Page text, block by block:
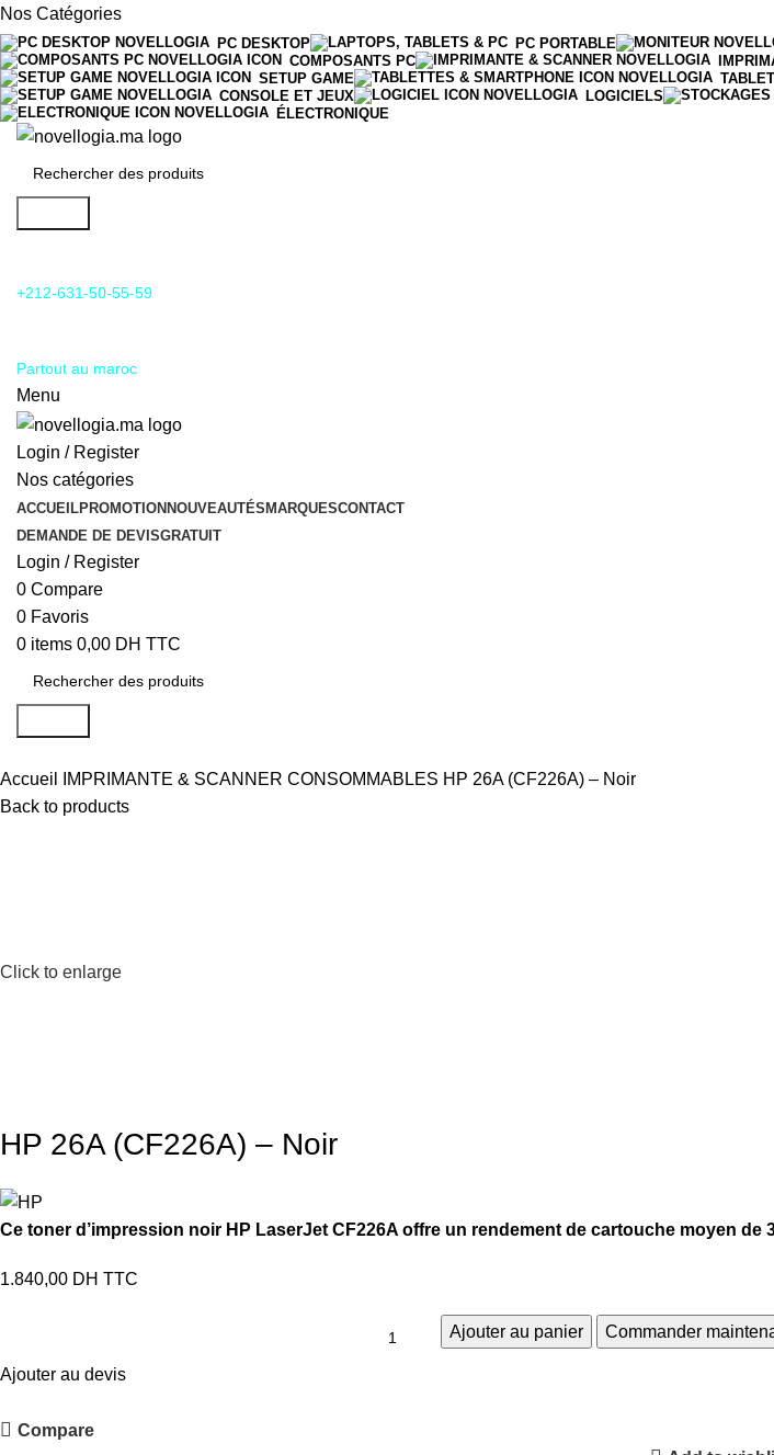
Nos Catégories
PC DESKTOP PC PORTABLE
COMPOSANTS PC
SETUP GAME
CONSOLE ET JEUX
LOGICIELS
ÉLECTRONIQUE
+212-631-50-55-59
Partout au maroc
Menu
Login / Register
Nos catégories
ACCUEILPROMOTIONNOUVEAUTÉSMARQUESCONTACT
DEMANDE DE DEVISGRATUIT
Login / Register
0 Compare
0 Favoris
0 items 0,00 DH TTC
Accueil IMPRIMANTE & SCANNERCONSOMMABLES HP 26A (CF226A) – Noir
Back to products
Click to enlarge
HP 26A (CF226A) – Noir
Ce toner d’impression noir HP LaserJet CF226A offre un rendement de cartouche moyen
1.840,00 DH TTC
Ajouter au panier Commander
Ajouter au devis
Compare